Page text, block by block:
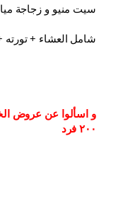
سيت منيو و زجاجة
شامل العشاء⁦⁩ + تورته
٢٠٠ فرد